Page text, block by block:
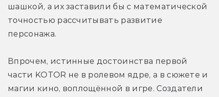
шашкой, а их заставили бы с математической
точностью рассчитывать развитие
персонажа.
Впрочем, истинные достоинства первой
части KOTOR не в ролевом ядре, а в сюжете и
магии кино, воплощённой в игре. Создатели